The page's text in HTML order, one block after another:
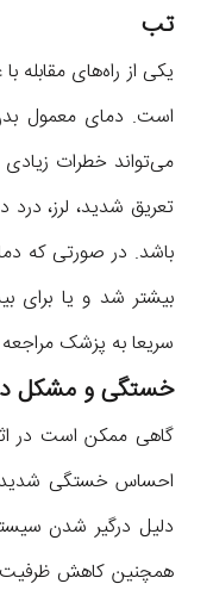
تب
یکی از راه‌های
می‌تواند خطرات
تعریق شدید، لرز،
بیشتر شد و یا برای
سریعا به پزشک مراجعه
خستگی و مشکل
گاهی ممکن است در
احساس خستگی شدید
دلیل درگیر شدن
همچنین کاهش